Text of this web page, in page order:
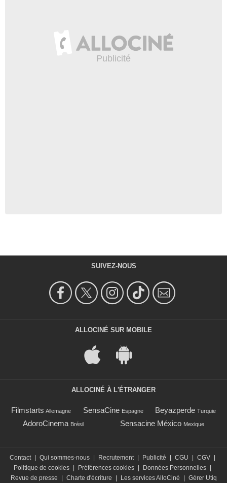
SUIVEZ-NOUS
ALLOCINÉ SUR MOBILE
ALLOCINÉ À L'ÉTRANGER
Filmstarts Allemagne SensaCine Espagne Beyazperde Turquie
AdoroCinema Brésil Sensacine México Mexique
Contact Qui sommes-nous Recrutement Publicité CGU CGV
Politique de cookies
Préférences cookies Données Personnelles
Revue de presse
Charte d'écriture Les services AlloCiné Gérer Utiq